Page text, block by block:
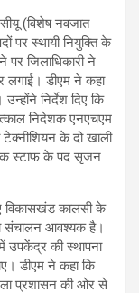
(विशेष नवजात
पर स्थायी नियुक्ति के
जिलाधिकारी ने
लगाई। डीएम ने कहा
निर्देश दिए कि
निदेशक एनएचएम
के दो खाली
स्टाफ के पद सृजन
विकासखंड कालसी के
संचालन आवश्यक है।
उपकेंद्र की स्थापना
डीएम ने कहा कि
प्रशासन की ओर से